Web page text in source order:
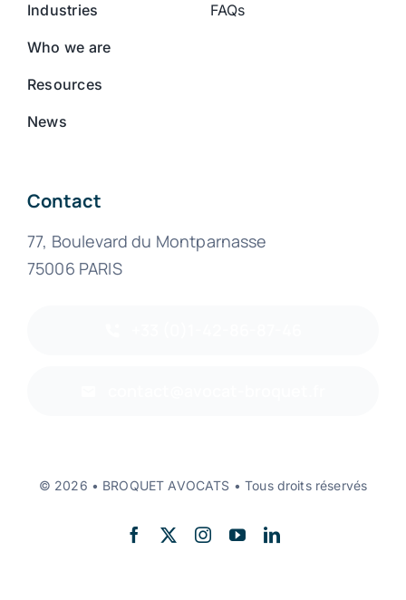
Industries
Who we are
Resources
News
FAQs
Contact
77, Boulevard du Montparnasse
75006 PARIS
© 2026 • BROQUET AVOCATS • Tous droits réservés